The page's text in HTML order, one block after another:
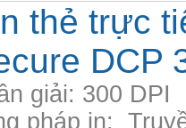
thẻ trực
DCP
giải: 300 DPI
pháp in: